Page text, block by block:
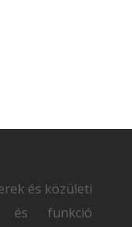
és közületi
és funkció